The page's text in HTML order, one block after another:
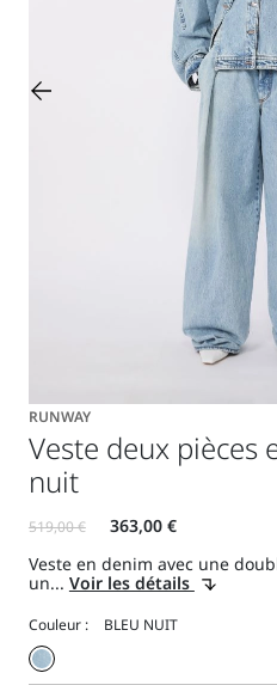
RUNWAY
Veste deux pièces
nuit
Veste en denim avec une
un... Voir les détails
Couleur :